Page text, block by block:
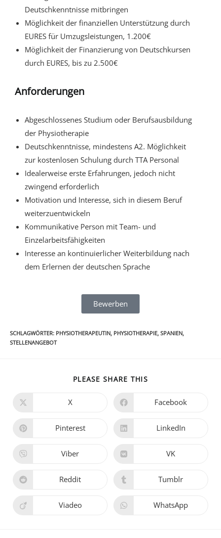
Deutschkenntnisse mitbringen
Möglichkeit der finanziellen Unterstützung durch
EURES für Umzugsleistungen, 1.200€
Möglichkeit der Finanzierung von Deutschkursen
durch EURES, bis zu 2.500€
Anforderungen
Abgeschlossenes Studium oder Berufsausbildung
der Physiotherapie
Deutschkenntnisse, mindestens A2. Möglichkeit
zur kostenlosen Schulung durch TTA Personal
Idealerweise erste Erfahrungen, jedoch nicht
zwingend erforderlich
Motivation und Interesse, sich in diesem Beruf
weiterzuentwickeln
Kommunikative Person mit Team- und
Einzelarbeitsfähigkeiten
Interesse an kontinuierlicher Weiterbildung nach
dem Erlernen der deutschen Sprache
Bewerben
SCHLAGWÖRTER: PHYSIOTHERAPEUTIN, PHYSIOTHERAPIE, SPANIEN,
STELLENANGEBOT
PLEASE SHARE THIS
X Facebook
Pinterest LinkedIn
Viber VK
Reddit Tumblr
Viadeo WhatsApp